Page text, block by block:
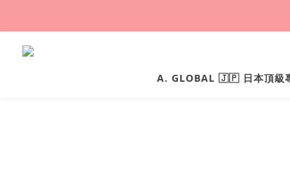
A. GLOBAL 🇯🇵 日本頂級